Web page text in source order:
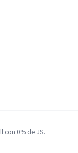
con 0% de JS.